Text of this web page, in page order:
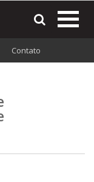
Contato